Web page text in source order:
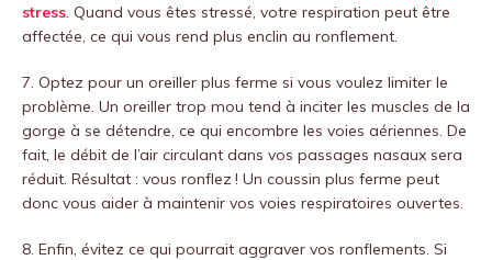
stress. Quand vous êtes stressé, votre respiration peut être
affectée, ce qui vous rend plus enclin au ronflement.
7. Optez pour un oreiller plus ferme si vous voulez limiter le
problème. Un oreiller trop mou tend à inciter les muscles de la
gorge à se détendre, ce qui encombre les voies aériennes. De
fait, le débit de l’air circulant dans vos passages nasaux sera
réduit. Résultat : vous ronflez ! Un coussin plus ferme peut
donc vous aider à maintenir vos voies respiratoires ouvertes.
8. Enfin, évitez ce qui pourrait aggraver vos ronflements. Si